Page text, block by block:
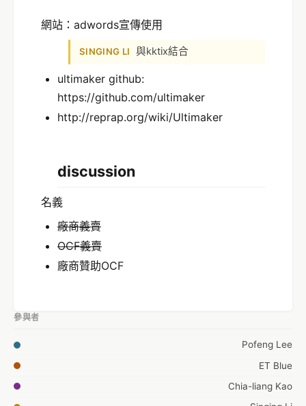
網站：adwords宣傳使用
SINGING LI 與kktix結合
ultimaker github:
https://github.com/ultimaker
http://reprap.org/wiki/Ultimaker
discussion
名義
廠商義賣
OCF義賣
廠商贊助OCF
參與者
Pofeng Lee
ET Blue
Chia-liang Kao